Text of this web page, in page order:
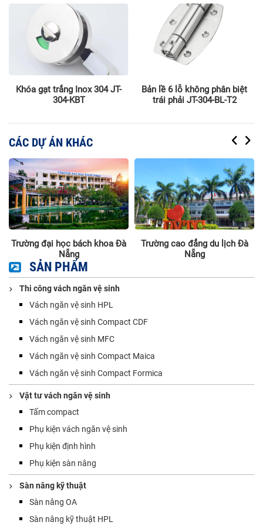
Khóa gạt trắng Inox 304 JT-
304-KBT
Bản lề 6 lỗ không phân biệt
trái phải JT-304-BL-T2
CÁC DỰ ÁN KHÁC
Trường đại học bách khoa Đà
Nẵng
Trường cao đẳng du lịch Đà
Nẵng
SẢN PHẨM
Thi công vách ngăn vệ sinh
Vách ngăn vệ sinh HPL
Vách ngăn vệ sinh Compact CDF
Vách ngăn vệ sinh MFC
Vách ngăn vệ sinh Compact Maica
Vách ngăn vệ sinh Compact Formica
Vật tư vách ngăn vệ sinh
Tấm compact
Phụ kiện vách ngăn vệ sinh
Phụ kiện định hình
Phụ kiện sàn nâng
Sàn nâng kỹ thuật
Sàn nâng OA
Sàn nâng kỹ thuật HPL